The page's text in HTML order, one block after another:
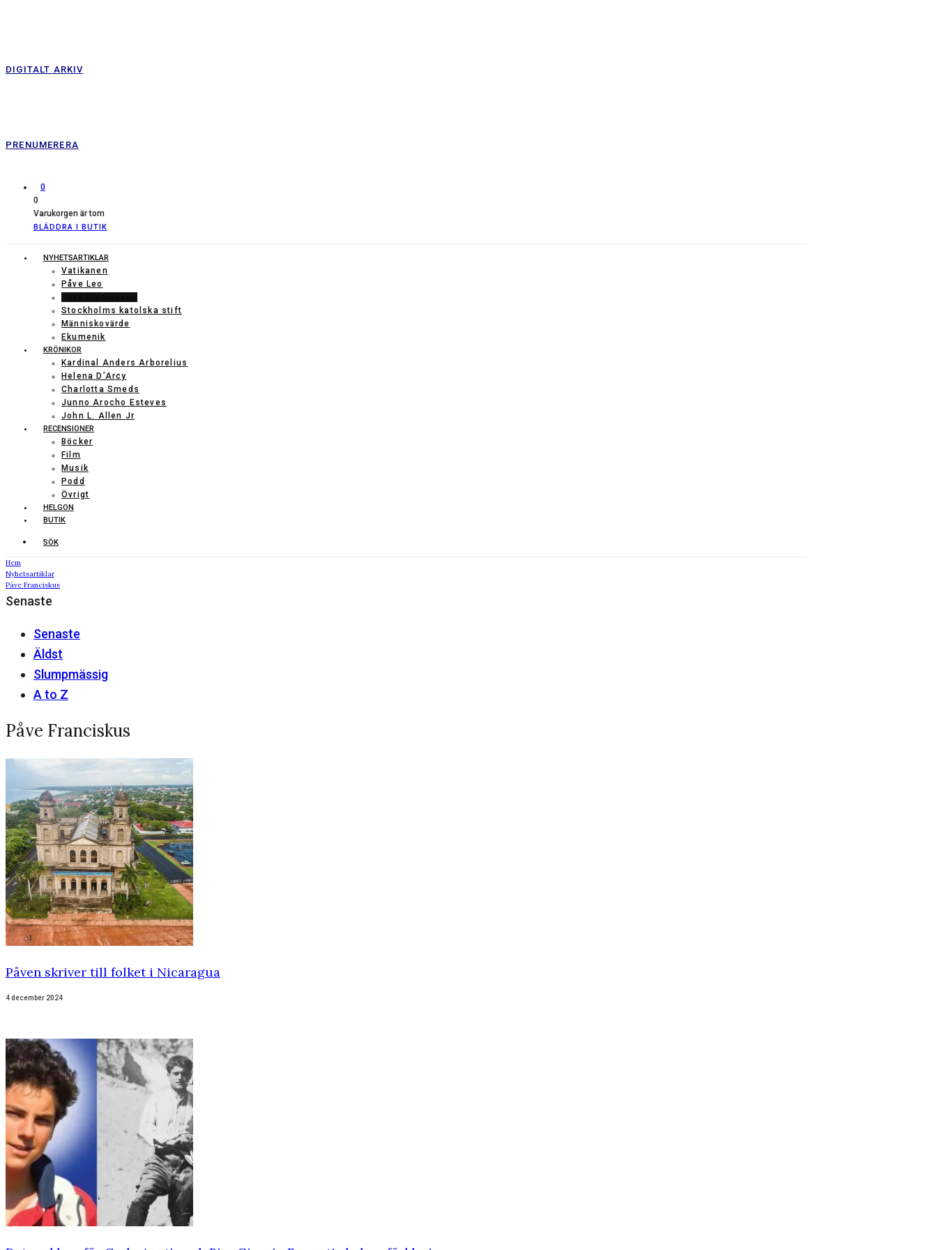
DIGITALT ARKIV
PRENUMERERA
0
0
Varukorgen är tom
BLÄDDRA I BUTIK
NYHETSARTIKLAR
Vatikanen
Påve Leo
Stockholms katolska stift
Människovärde
Ekumenik
KRÖNIKOR
Kardinal Anders Arborelius
Helena D’Arcy
Charlotta Smeds
Junno Arocho Esteves
John L. Allen Jr
RECENSIONER
Böcker
Film
Musik
Podd
Övrigt
HELGON
BUTIK
SÖK
Hem
Nyhetsartiklar
Påve Franciskus
Senaste
Senaste
Äldst
Slumpmässig
A to Z
Påve Franciskus
Påven skriver till folket i Nicaragua
4 december 2024